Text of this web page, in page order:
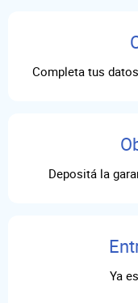
Completa tus
Depositá la
Ya